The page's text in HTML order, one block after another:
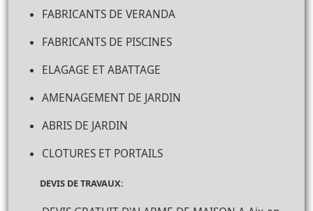
FABRICANTS DE VERANDA
FABRICANTS DE PISCINES
ELAGAGE ET ABATTAGE
AMENAGEMENT DE JARDIN
ABRIS DE JARDIN
CLOTURES ET PORTAILS
DEVIS DE TRAVAUX: